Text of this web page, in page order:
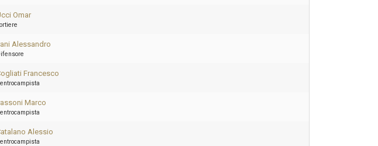
Omar
Alessandro
Francesco
Marco
Alessio